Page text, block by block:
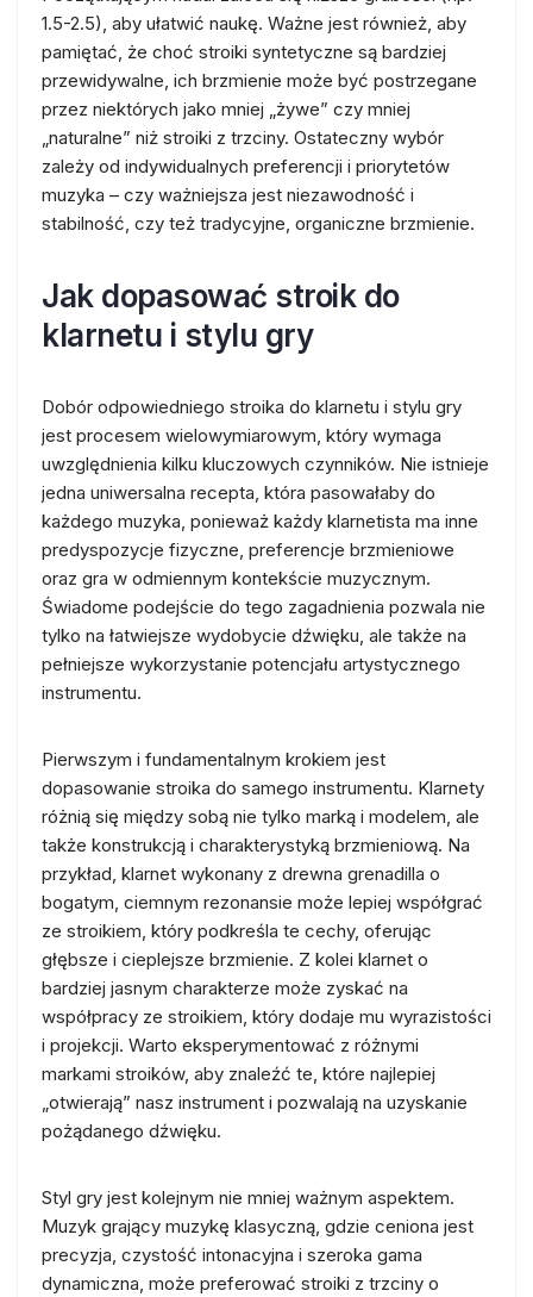
1.5-2.5), aby ułatwić naukę. Ważne jest również, aby
pamiętać, że choć stroiki syntetyczne są bardziej
przewidywalne, ich brzmienie może być postrzegane
przez niektórych jako mniej „żywe” czy mniej
„naturalne” niż stroiki z trzciny. Ostateczny wybór
zależy od indywidualnych preferencji i priorytetów
muzyka – czy ważniejsza jest niezawodność i
stabilność, czy też tradycyjne, organiczne brzmienie.
Jak dopasować stroik do
klarnetu i stylu gry
Dobór odpowiedniego stroika do klarnetu i stylu gry
jest procesem wielowymiarowym, który wymaga
uwzględnienia kilku kluczowych czynników. Nie istnieje
jedna uniwersalna recepta, która pasowałaby do
każdego muzyka, ponieważ każdy klarnetista ma inne
predyspozycje fizyczne, preferencje brzmieniowe
oraz gra w odmiennym kontekście muzycznym.
Świadome podejście do tego zagadnienia pozwala nie
tylko na łatwiejsze wydobycie dźwięku, ale także na
pełniejsze wykorzystanie potencjału artystycznego
instrumentu.
Pierwszym i fundamentalnym krokiem jest
dopasowanie stroika do samego instrumentu. Klarnety
różnią się między sobą nie tylko marką i modelem, ale
także konstrukcją i charakterystyką brzmieniową. Na
przykład, klarnet wykonany z drewna grenadilla o
bogatym, ciemnym rezonansie może lepiej współgrać
ze stroikiem, który podkreśla te cechy, oferując
głębsze i cieplejsze brzmienie. Z kolei klarnet o
bardziej jasnym charakterze może zyskać na
współpracy ze stroikiem, który dodaje mu wyrazistości
i projekcji. Warto eksperymentować z różnymi
markami stroików, aby znaleźć te, które najlepiej
„otwierają” nasz instrument i pozwalają na uzyskanie
pożądanego dźwięku.
Styl gry jest kolejnym nie mniej ważnym aspektem.
Muzyk grający muzykę klasyczną, gdzie ceniona jest
precyzja, czystość intonacyjna i szeroka gama
dynamiczna, może preferować stroiki z trzciny o